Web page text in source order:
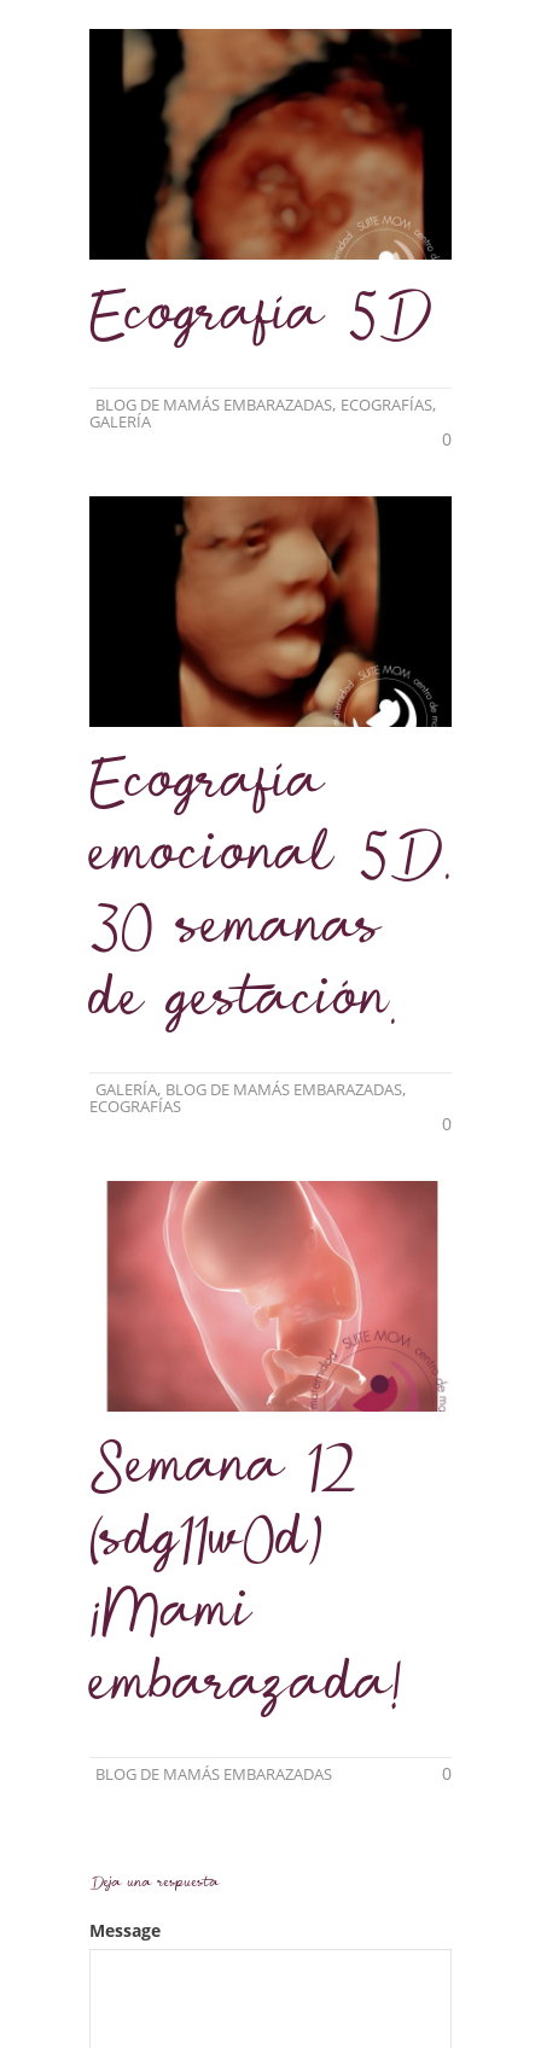
Ecografía 5D
BLOG DE MAMÁS EMBARAZADAS, ECOGRAFÍAS,
GALERÍA
0
Ecografía
emocional 5D.
30 semanas
de gestación.
GALERÍA, BLOG DE MAMÁS EMBARAZADAS,
ECOGRAFÍAS
0
Semana 12
(sdg11w0d)
¡Mami
embarazada!
BLOG DE MAMÁS EMBARAZADAS 0
Deja una respuesta
Message